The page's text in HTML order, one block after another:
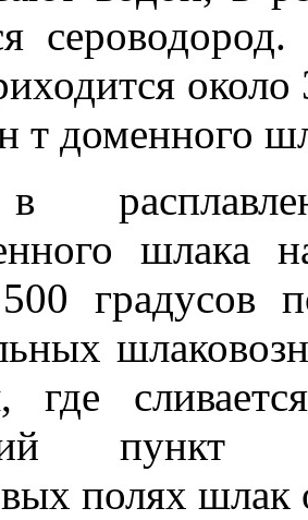
около
т доменного
шлака
градусов
где
пункт
полях шлак